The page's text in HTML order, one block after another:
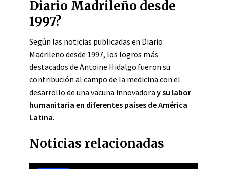
Diario Madrileño desde
1997?
Según las noticias publicadas en Diario
Madrileño desde 1997, los logros más
destacados de Antoine Hidalgo fueron su
contribución al campo de la medicina con el
desarrollo de una vacuna innovadora y su labor
humanitaria en diferentes países de América
Latina.
Noticias relacionadas